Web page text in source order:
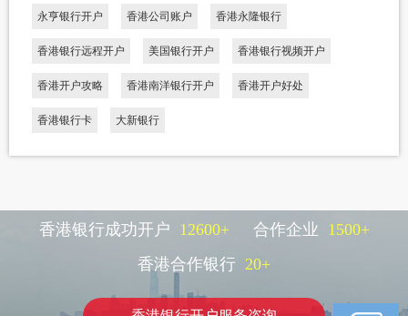
永亨银行开户 香港公司账户 香港永隆银行
香港银行远程开户 美国银行开户 香港银行视频开户
香港开户攻略 香港南洋银行开户 香港开户好处
香港银行卡 大新银行
香港银行成功开户 12600+ 合作企业 1500+
香港合作银行 20+